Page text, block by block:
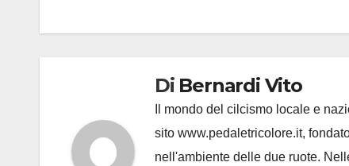
Di Bernardi Vito
Il mondo del cilcismo locale e
sito www.pedaletricolore.it,
nell'ambiente delle due ruote.